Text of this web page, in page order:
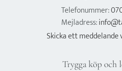
Telefonummer:
Mejladress:
Skicka ett
Trygga köp och